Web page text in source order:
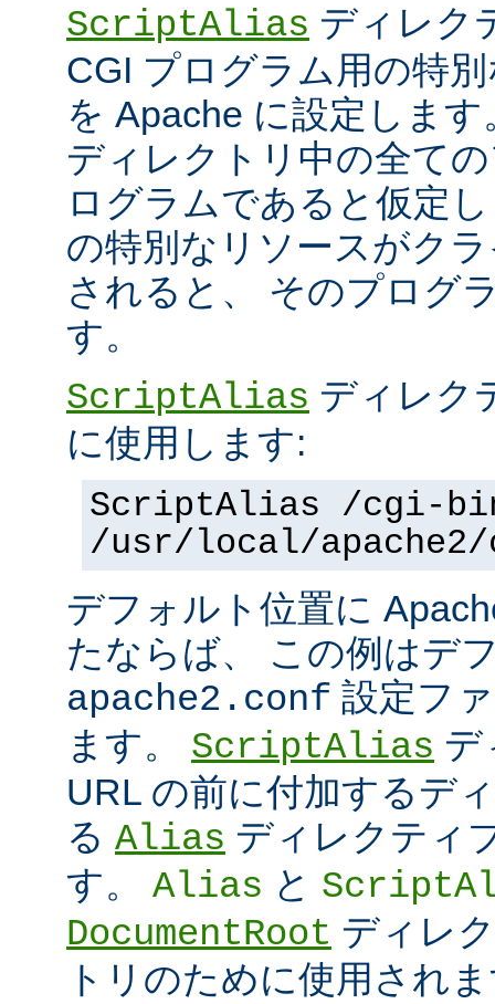
ScriptAlias ディレク
CGI プログラム用の特
を Apache に設定しま
ディレクトリ中の全て
ログラムであると仮定
の特別なリソースがク
されると、 そのプログ
す。
ScriptAlias ディレク
に使用します:
ScriptAlias /cgi-
/usr/local/
デフォルト位置に
たならば、 この例はデ
apache2.conf 設定フ
ます。 ScriptAlias デ
URL の前に付加するデ
る Alias ディレクティ
す。 Alias と
DocumentRoot ディレ
トリのために使用され